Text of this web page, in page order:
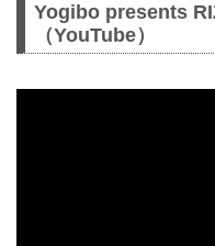
Yogibo presents
（YouTube）